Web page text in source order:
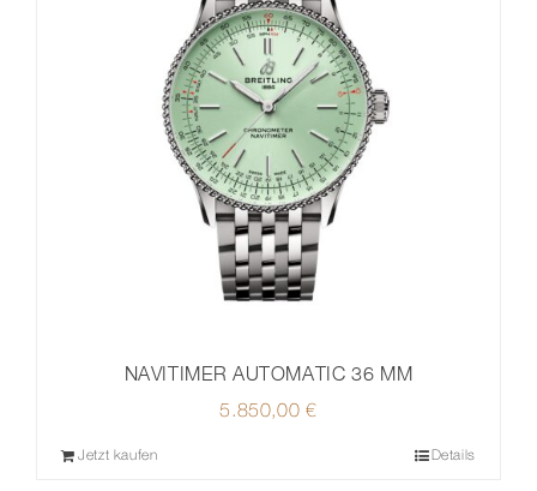
NAVITIMER AUTOMATIC 36 MM
5.850,00€
Jetzt kaufen Details